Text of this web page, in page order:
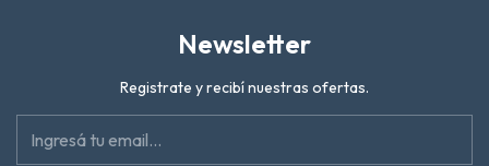
Newsletter
Registrate y recibí nuestras ofertas.